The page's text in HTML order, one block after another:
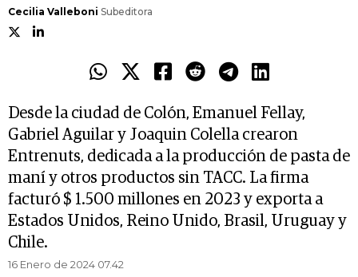
Cecilia Valleboni Subeditora
Desde la ciudad de Colón, Emanuel Fellay,
Gabriel Aguilar y Joaquin Colella crearon
Entrenuts, dedicada a la producción de pasta de
maní y otros productos sin TACC. La firma
facturó $ 1.500 millones en 2023 y exporta a
Estados Unidos, Reino Unido, Brasil, Uruguay y
Chile.
16 Enero de 2024 07.42